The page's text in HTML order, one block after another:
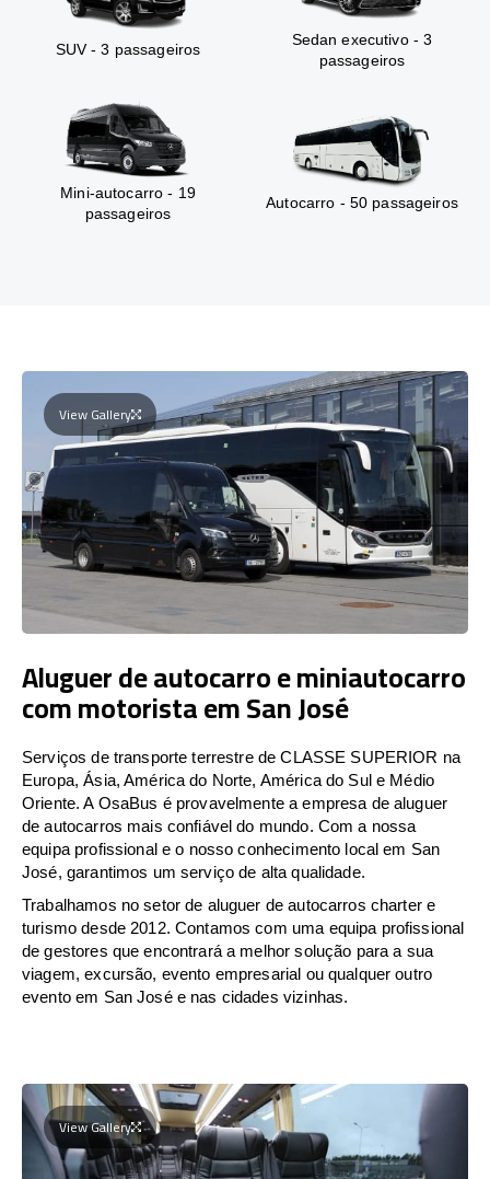
SUV - 3 passageiros
Sedan executivo - 3
passageiros
Mini-autocarro - 19
passageiros
Autocarro - 50 passageiros
View Gallery
Aluguer de autocarro e miniautocarro
com motorista em San José
Serviços de transporte terrestre de CLASSE SUPERIOR na
Europa, Ásia, América do Norte, América do Sul e Médio
Oriente. A OsaBus é provavelmente a empresa de aluguer
de autocarros mais confiável do mundo. Com a nossa
equipa profissional e o nosso conhecimento local em San
José, garantimos um serviço de alta qualidade.
Trabalhamos no setor de aluguer de autocarros charter e
turismo desde 2012. Contamos com uma equipa profissional
de gestores que encontrará a melhor solução para a sua
viagem, excursão, evento empresarial ou qualquer outro
evento em San José e nas cidades vizinhas.
View Gallery